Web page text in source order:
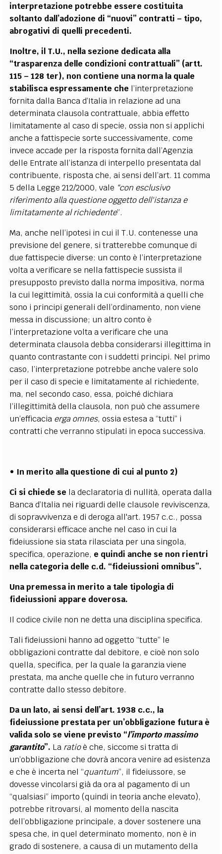
interpretazione potrebbe essere costituita
soltanto dall’adozione di “nuovi” contratti – tipo,
abrogativi di quelli precedenti.
Inoltre, il T.U., nella sezione dedicata alla
“trasparenza delle condizioni contrattuali” (artt.
115 – 128 ter), non contiene una norma la quale
stabilisca espressamente che l’interpretazione
fornita dalla Banca d’Italia in relazione ad una
determinata clausola contrattuale, abbia effetto
limitatamente al caso di specie, ossia non si applichi
anche a fattispecie sorte successivamente, come
invece accade per la risposta fornita dall’Agenzia
delle Entrate all’istanza di interpello presentata dal
contribuente, risposta che, ai sensi dell’art. 11 comma
5 della Legge 212/2000, vale “con esclusivo
riferimento alla questione oggetto dell'istanza e
limitatamente al richiedente”.
Ma, anche nell’ipotesi in cui il T.U. contenesse una
previsione del genere, si tratterebbe comunque di
due fattispecie diverse: un conto è l’interpretazione
volta a verificare se nella fattispecie sussista il
presupposto previsto dalla norma impositiva, norma
la cui legittimità, ossia la cui conformità a quelli che
sono i principi generali dell’ordinamento, non viene
messa in discussione; un altro conto è
l’interpretazione volta a verificare che una
determinata clausola debba considerarsi illegittima in
quanto contrastante con i suddetti principi. Nel primo
caso, l’interpretazione potrebbe anche valere solo
per il caso di specie e limitatamente al richiedente,
ma, nel secondo caso, essa, poiché dichiara
l’illegittimità della clausola, non può che assumere
un’efficacia erga omnes, ossia estesa a “tutti” i
contratti che verranno stipulati in epoca successiva.
• In merito alla questione di cui al punto 2)
Ci si chiede se la declaratoria di nullità, operata dalla
Banca d’Italia nei riguardi delle clausole reviviscenza,
di sopravvivenza e di deroga all'art. 1957 c.c., possa
considerarsi efficace anche nel caso in cui la
fideiussione sia stata rilasciata per una singola,
specifica, operazione, e quindi anche se non rientri
nella categoria delle c.d. “fideiussioni omnibus”.
Una premessa in merito a tale tipologia di
fideiussioni appare doverosa.
Il codice civile non ne detta una disciplina specifica.
Tali fideiussioni hanno ad oggetto “tutte” le
obbligazioni contratte dal debitore, e cioè non solo
quella, specifica, per la quale la garanzia viene
prestata, ma anche quelle che in futuro verranno
contratte dallo stesso debitore.
Da un lato, ai sensi dell’art. 1938 c.c., la
fideiussione prestata per un’obbligazione futura è
valida solo se viene previsto “l’importo massimo
garantito”. La ratioè che, siccome si tratta di
un’obbligazione che dovrà ancora venire ad esistenza
e che è incerta nel “quantum”, il fideiussore, se
dovesse vincolarsi già da ora al pagamento di un
“qualsiasi” importo (quindi in teoria anche elevato),
potrebbe ritrovarsi, al momento della nascita
dell’obbligazione principale, a dover sostenere una
spesa che, in quel determinato momento, non è in
grado di sostenere, a causa di un mutamento della